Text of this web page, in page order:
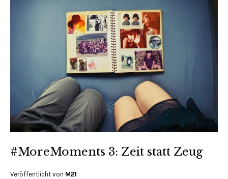
#MoreMoments 3: Zeit statt Zeug
Veröffentlicht von M21